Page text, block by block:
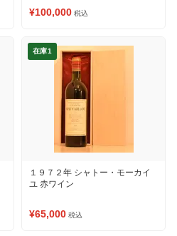
¥100,000 税込
在庫1
１９７２年 シャトー・モーカイ
ユ 赤ワイン
¥65,000 税込